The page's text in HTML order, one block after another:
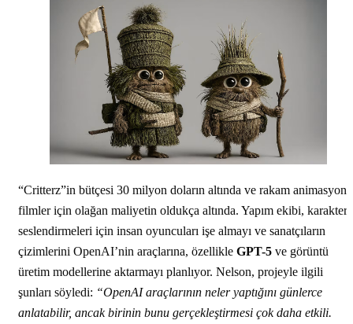
“Critterz”in bütçesi 30 milyon doların altında ve rakam animasyon
filmler için olağan maliyetin oldukça altında. Yapım ekibi, karakter
seslendirmeleri için insan oyuncuları işe almayı ve sanatçıların
çizimlerini OpenAI’nin araçlarına, özellikle GPT-5 ve görüntü
üretim modellerine aktarmayı planlıyor. Nelson, projeyle ilgili
şunları söyledi: “OpenAI araçlarının neler yaptığını günlerce
anlatabilir, ancak birinin bunu gerçekleştirmesi çok daha etkili.